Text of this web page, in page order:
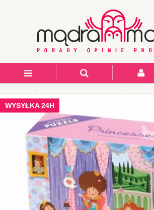
WYSYŁKA 24H